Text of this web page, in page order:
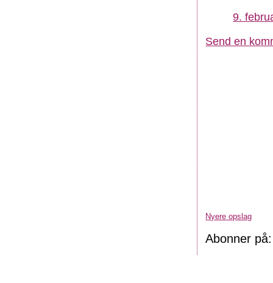
9.
Send en
Nyere opslag
Abonner